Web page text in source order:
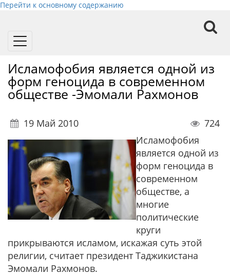
Перейти к основному содержанию
Toggle
Исламофобия является одной из
форм геноцида в современном
обществе -Эмомали Рахмонов
19 Май 2010
724
Исламофобия
является одной из
форм геноцида в
современном
обществе, а
многие
политические
круги
прикрываются исламом, искажая суть этой
религии, считает президент Таджикистана
Эмомали Рахмонов.